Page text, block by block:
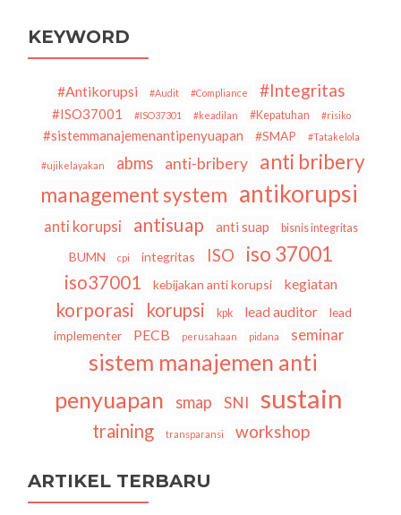
SNI
Sistem
Manajemen
Anti
Penyuapan
KEYWORD
#Antikorupsi #Audit #Compliance #Integritas
#ISO37001 #ISO37301 #keadilan #Kepatuhan #risiko
#sistemmanajemenantipenyuapan #SMAP #Tatakelola
#ujikelayakan abms anti-bribery
anti bribery
management system antikorupsi
anti korupsi antisuap anti suap bisnis integritas
BUMN cpi integritas ISO iso 37001
iso37001 kebijakan anti korupsi kegiatan
korporasi korupsi kpk lead auditor
lead
implementer
PECB perusahaan pidana seminar
sistem manajemen anti
penyuapan
smap SNI sustain
training transparansi workshop
ARTIKEL TERBARU